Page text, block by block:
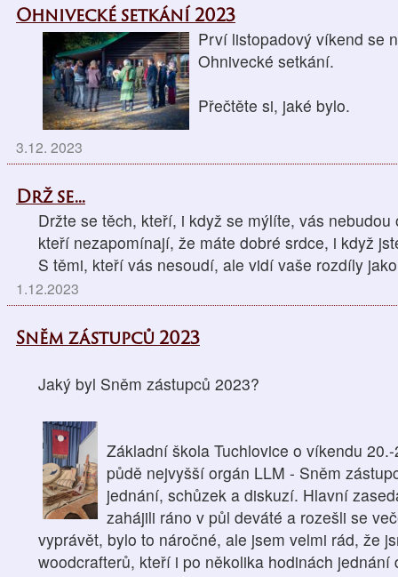
Ohnivecké setkání 2023
Prví listopadový víkend se
Ohnivecké setkání.
Přečtěte si, jaké bylo.
3.12. 2023
Drž se...
Držte se těch, kteří, i když se mýlíte, vás nebudou
kteří nezapomínají, že máte dobré srdce, i když
S těmi, kteří vás nesoudí, ale vidí vaše rozdíly
1.12.2023
Sněm zástupců 2023
Jaký byl Sněm zástupců 2023?
Základní škola Tuchlovice o víkendu
půdě nejvyšší orgán LLM - Sněm
jednání, schůzek a diskuzí. Hlavní
zahájili ráno v půl deváté a rozešli se
vyprávět, bylo to náročné, ale jsem velmi rád, že
woodcrafterů, kteří i po několika hodinách